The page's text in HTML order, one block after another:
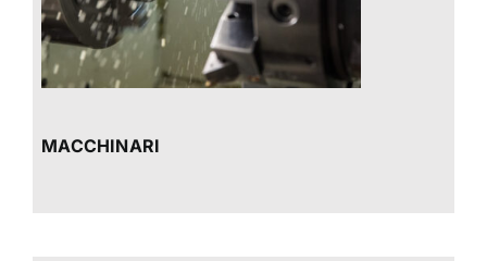
MACCHINARI